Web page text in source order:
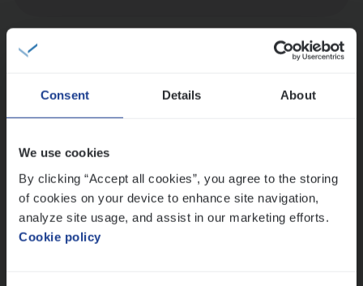
Consent Details About
We use cookies
By clicking “Accept all cookies”, you agree to the storing
of cookies on your device to enhance site navigation,
analyze site usage, and assist in our marketing efforts.
Cookie policy
Dos­sier­be­heer­der Pro­per­ty verzekeringen
Insurance Operations
Antwerpen en Hasselt
Client Exe­cu­ti­ve Marine
Insurance Operations
Antwerpen